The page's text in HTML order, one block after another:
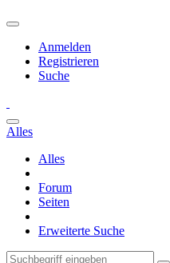
Anmelden
Registrieren
Suche
Alles
Alles
Forum
Seiten
Erweiterte Suche